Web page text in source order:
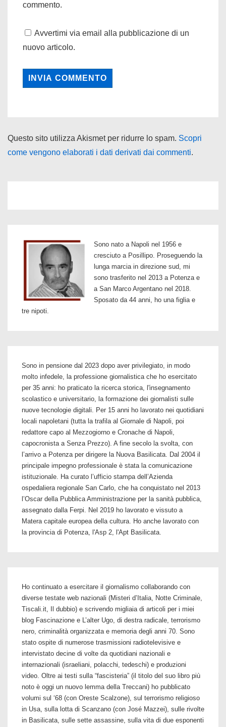
commento.
Avvertimi via email alla pubblicazione di un
nuovo articolo.
Questo sito utilizza Akismet per ridurre lo spam. Scopri
come vengono elaborati i dati derivati dai commenti.
Sono nato a Napoli nel 1956 e
cresciuto a Posillipo. Proseguendo la
lunga marcia in direzione sud, mi
sono trasferito nel 2013 a Potenza e
a San Marco Argentano nel 2018.
Sposato da 44 anni, ho una figlia e
tre nipoti.
Sono in pensione dal 2023 dopo aver privilegiato, in modo
molto infedele, la professione giornalistica che ho esercitato
per 35 anni: ho praticato la ricerca storica, l'insegnamento
scolastico e universitario, la formazione dei giornalisti sulle
nuove tecnologie digitali. Per 15 anni ho lavorato nei quotidiani
locali napoletani (tutta la trafila al Giornale di Napoli, poi
redattore capo al Mezzogiorno e Cronache di Napoli,
capocronista a Senza Prezzo). A fine secolo la svolta, con
l’arrivo a Potenza per dirigere la Nuova Basilicata. Dal 2004 il
principale impegno professionale è stata la comunicazione
istituzionale. Ha curato l’ufficio stampa dell’Azienda
ospedaliera regionale San Carlo, che ha conquistato nel 2013
l’Oscar della Pubblica Amministrazione per la sanità pubblica,
assegnato dalla Ferpi. Nel 2019 ho lavorato e vissuto a
Matera capitale europea della cultura. Ho anche lavorato con
la provincia di Potenza, l'Asp 2, l'Apt Basilicata.
Ho continuato a esercitare il giornalismo collaborando con
diverse testate web nazionali (Misteri d’Italia, Notte Criminale,
Tiscali.it, Il dubbio) e scrivendo migliaia di articoli per i miei
blog Fascinazione e L’alter Ugo, di destra radicale, terrorismo
nero, criminalità organizzata e memoria degli anni 70. Sono
stato ospite di numerose trasmissioni radiotelevisive e
intervistato decine di volte da quotidiani nazionali e
internazionali (israeliani, polacchi, tedeschi) e produzioni
video. Oltre ai testi sulla “fascisteria” (il titolo del suo libro più
noto è oggi un nuovo lemma della Treccani) ho pubblicato
volumi sul ‘68 (con Oreste Scalzone), sul terrorismo religioso
in Usa, sulla lotta di Scanzano (con José Mazzei), sulle rivolte
in Basilicata, sulle sette assassine, sulla vita di due esponenti